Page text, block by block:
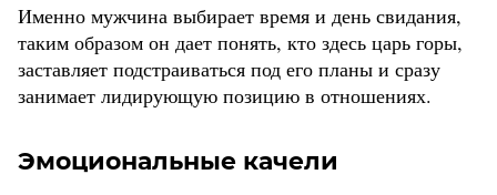
Именно мужчина выбирает время и день свидания,
таким образом он дает понять, кто здесь царь горы,
заставляет подстраиваться под его планы и сразу
занимает лидирующую позицию в отношениях.
Эмоциональные качели